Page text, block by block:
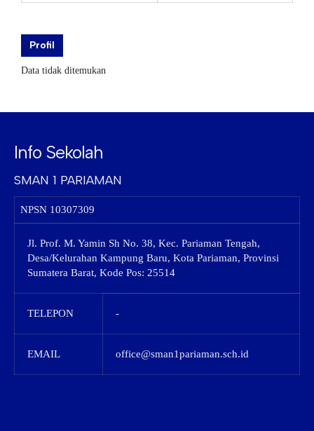
Profil
Data tidak ditemukan
Info Sekolah
SMAN 1 PARIAMAN
NPSN 10307309
Jl. Prof. M. Yamin Sh No. 38, Kec. Pariaman Tengah,
Desa/Kelurahan Kampung Baru, Kota Pariaman, Provinsi
Sumatera Barat, Kode Pos: 25514
TELEPON -
EMAIL office@sman1pariaman.sch.id